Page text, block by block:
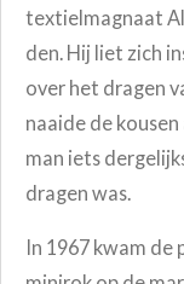
textielmagnaat
den. Hij liet zich
over het dragen
naaide de
man iets
dragen was.
In 1967 kwam